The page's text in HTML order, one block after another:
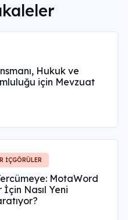
Hukuk ve
için Mevzuat
İÇGÖRÜLER
MotaWord
Nasıl Yeni